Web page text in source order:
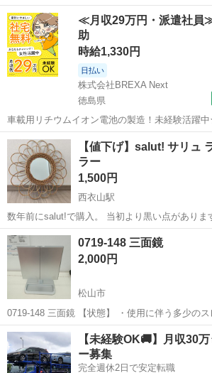
きれない汚れなどございます ・詳細は現地でご
きは出来かねますのでご了承願います ※中古品
て...
愛媛 松山市 ミラー/鏡 現地
≪月収29万円・派遣社員
助
時給1,330円
日払い
株式会社BREXA Next
徳島県
車載用リチウムイオン電池の製造！未経験活躍
躍中！寮費無料★備品付き1R寮完備！自宅から
駐車場完備◎正社員登用制度あり！《徳島県板野郡松茂
場のお仕事 ◇車載用リチウ...
徳島 その他
【値下げ】salut! サリュ
ラー
1,500円
西衣山駅
数年前にsalut!で購入。 当初より黒い点がありま
認ください。 直径 約47cm ミラー部分直径 17cm
愛媛 松山市 西衣山駅 ミラー/鏡
0719-148 三面鏡
2,000円
松山市
0719-148 三面鏡 【状態】 ・使用に伴う多少のスレ、キズ、落としき
れない汚れなどございます ・詳細は現地でご確
は出来かねますのでご了承願います ※中古品の
ご...
愛媛 松山市 ミラー/鏡 現地
【未経験OK🚚】月収30
ー募集
完全週休2日で安定転職